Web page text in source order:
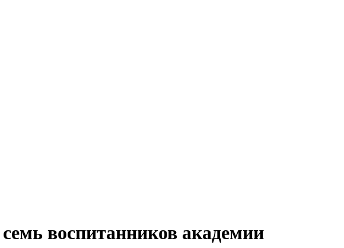
воспитанников академии